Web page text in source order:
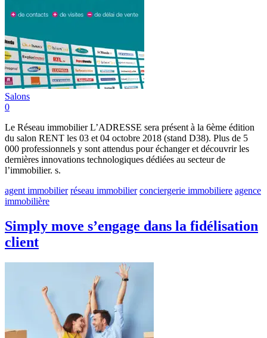
Salons
0
Le Réseau immobilier L’ADRESSE sera présent à la 6ème édition
du salon RENT les 03 et 04 octobre 2018 (stand D38). Plus de 5
000 professionnels y sont attendus pour échanger et découvrir les
dernières innovations technologiques dédiées au secteur de
l’immobilier. s.
agent immobilier réseau immobilier conciergerie immobiliere agence
immobilière
Simply move s’engage dans la fidélisation
client